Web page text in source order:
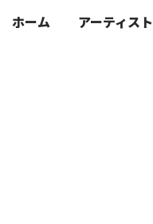
ホーム アーティスト